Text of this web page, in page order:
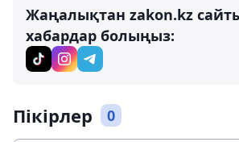
Жаңалықтан zakon.kz
хабардар болыңыз:
Пікірлер 0